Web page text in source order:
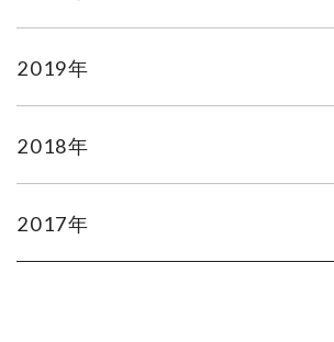
2019年
2018年
2017年